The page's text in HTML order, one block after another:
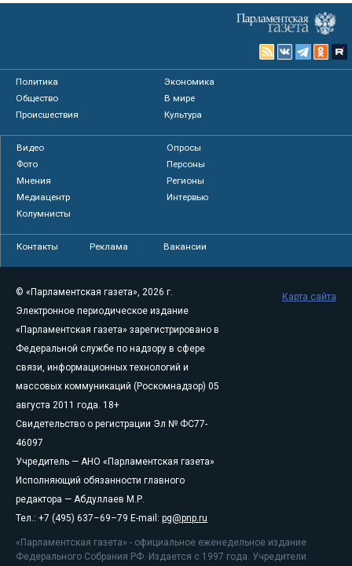
Политика
Экономика
Общество
В мире
Происшествия
Культура
Видео
Опросы
Фото
Персоны
Мнения
Регионы
Медиацентр
Интервью
Колумнисты
Контакты Реклама Вакансии
© «Парламентская газета», 2026 г.
Электронное периодическое издание
«Парламентская газета» зарегистрировано в
Федеральной службе по надзору в сфере
связи, информационных технологий и
массовых коммуникаций (Роскомнадзор) 05
августа 2011 года. 18+
Свидетельство о регистрации Эл № ФС77-
46097
Учредитель — АНО «Парламентская газета»
Исполняющий обязанности главного
редактора — Абдуллаев М.Р.
Тел.: +7 (495) 637–69–79 E-mail: pg@pnp.ru
«Парламентская газета» - официальное еженедельное издание
Федерального Собрания РФ. Издается с 1997 года. Учредители
Карта сайта